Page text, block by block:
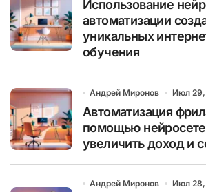
Использование
автоматизации
уникальных
обучения
Андрей Миронов Июл 29,
Автоматизация
помощью
увеличить доход и
Андрей Миронов Июл 28,